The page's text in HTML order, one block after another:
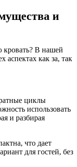
и
кровать? В нашей
аспектах как за, так
циклы
использовать
и разбирая
что дает
для гостей, без